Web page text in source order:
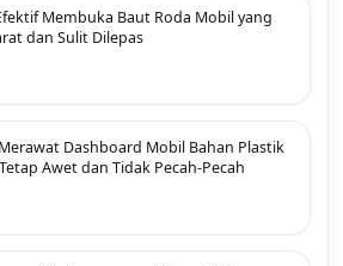
Membuka Baut Roda Mobil yang
dan Sulit Dilepas
Dashboard Mobil Bahan Plastik
Awet dan Tidak Pecah-Pecah